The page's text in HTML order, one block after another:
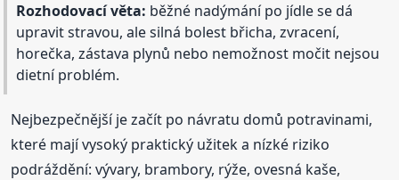
Rozhodovací věta: běžné nadýmání po jídle se dá
upravit stravou, ale silná bolest břicha, zvracení,
horečka, zástava plynů nebo nemožnost močit nejsou
dietní problém.
Nejbezpečnější je začít po návratu domů potravinami,
které mají vysoký praktický užitek a nízké riziko
podráždění: vývary, brambory, rýže, ovesná kaše,